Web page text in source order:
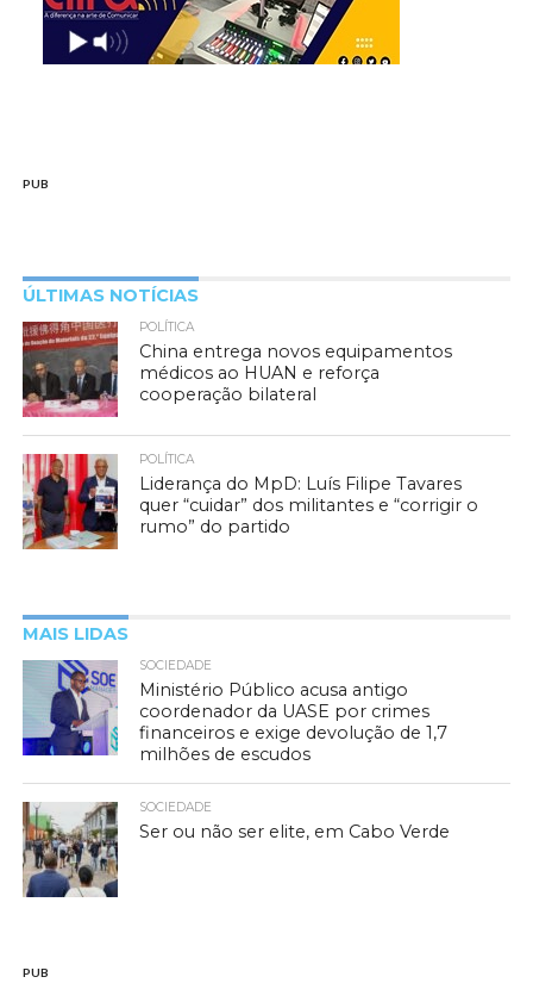
PUB
ÚLTIMAS NOTÍCIAS
POLÍTICA
China entrega novos equipamentos
médicos ao HUAN e reforça
cooperação bilateral
POLÍTICA
Liderança do MpD: Luís Filipe Tavares
quer “cuidar” dos militantes e “corrigir o
rumo” do partido
MAIS LIDAS
SOCIEDADE
Ministério Público acusa antigo
coordenador da UASE por crimes
financeiros e exige devolução de 1,7
milhões de escudos
SOCIEDADE
Ser ou não ser elite, em Cabo Verde
PUB